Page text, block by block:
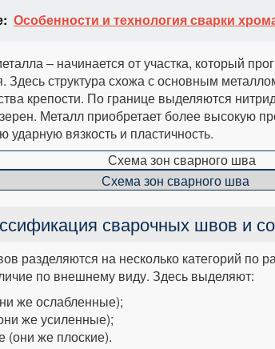
Особенности и технология сварки
– начинается от участка, который
Здесь структура схожа с основным
крепости. По границе выделяются
Металл приобретает более высокую
ударную вязкость и пластичность.
Схема зон сварного шва
сварочных швов и
разделяются на несколько категорий по
по внешнему виду. Здесь выделяют:
же ослабленные);
же усиленные);
(они же плоские).